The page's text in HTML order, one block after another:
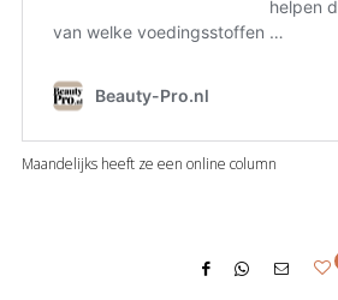
Maandelijks heeft ze een online column